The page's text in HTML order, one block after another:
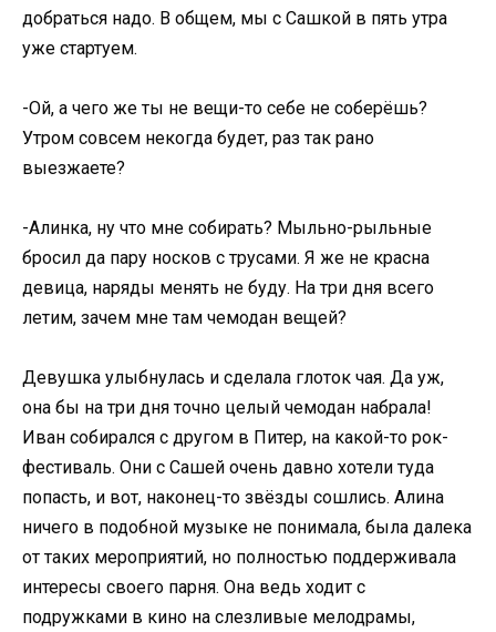
добраться надо. В общем, мы с Сашкой в пять утра
уже стартуем.
-Ой, а чего же ты не вещи-то себе не соберёшь?
Утром совсем некогда будет, раз так рано
выезжаете?
-Алинка, ну что мне собирать? Мыльно-рыльные
бросил да пару носков с трусами. Я же не красна
девица, наряды менять не буду. На три дня всего
летим, зачем мне там чемодан вещей?
Девушка улыбнулась и сделала глоток чая. Да уж,
она бы на три дня точно целый чемодан набрала!
Иван собирался с другом в Питер, на какой-то рок-
фестиваль. Они с Сашей очень давно хотели туда
попасть, и вот, наконец-то звёзды сошлись. Алина
ничего в подобной музыке не понимала, была далека
от таких мероприятий, но полностью поддерживала
интересы своего парня. Она ведь ходит с
подружками в кино на слезливые мелодрамы,